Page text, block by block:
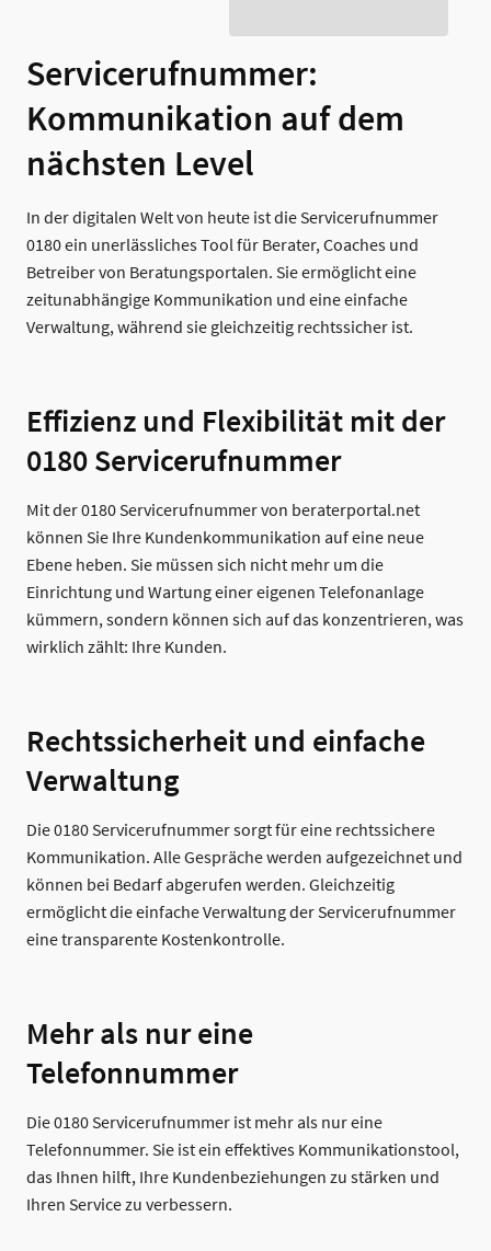
Servicerufnummer:
Kommunikation auf dem
nächsten Level
In der digitalen Welt von heute ist die Servicerufnummer
0180 ein unerlässliches Tool für Berater, Coaches und
Betreiber von Beratungsportalen. Sie ermöglicht eine
zeitunabhängige Kommunikation und eine einfache
Verwaltung, während sie gleichzeitig rechtssicher ist.
Effizienz und Flexibilität mit der
0180 Servicerufnummer
Mit der 0180 Servicerufnummer von beraterportal.net
können Sie Ihre Kundenkommunikation auf eine neue
Ebene heben. Sie müssen sich nicht mehr um die
Einrichtung und Wartung einer eigenen Telefonanlage
kümmern, sondern können sich auf das konzentrieren, was
wirklich zählt: Ihre Kunden.
Rechtssicherheit und einfache
Verwaltung
Die 0180 Servicerufnummer sorgt für eine rechtssichere
Kommunikation. Alle Gespräche werden aufgezeichnet und
können bei Bedarf abgerufen werden. Gleichzeitig
ermöglicht die einfache Verwaltung der Servicerufnummer
eine transparente Kostenkontrolle.
Mehr als nur eine
Telefonnummer
Die 0180 Servicerufnummer ist mehr als nur eine
Telefonnummer. Sie ist ein effektives Kommunikationstool,
das Ihnen hilft, Ihre Kundenbeziehungen zu stärken und
Ihren Service zu verbessern.